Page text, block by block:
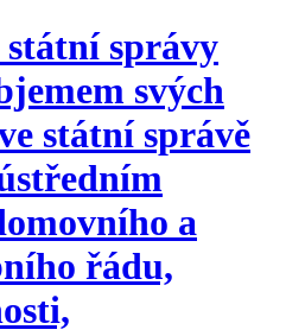
správy
svých
státní správě
a
řádu,